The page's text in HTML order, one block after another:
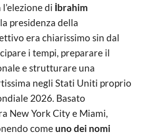
di İbrahim
presidenza della
era chiarissimo sin dal
i tempi, preparare il
e strutturare una
negli Stati Uniti proprio
2026. Basato
New York City e Miami,
come uno dei nomi